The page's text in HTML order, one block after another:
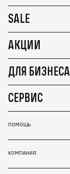
SALE
АКЦИИ
ДЛЯ БИЗНЕСА
СЕРВИС
ПОМОЩЬ
КОМПАНИЯ